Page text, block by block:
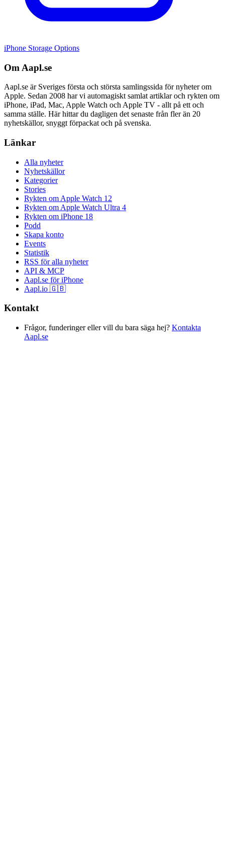
iPhone Storage Options
Om Aapl.se
Aapl.se är Sveriges första och största samlingssida för nyheter om
Apple. Sedan 2008 har vi automagiskt samlat artiklar och rykten om
iPhone, iPad, Mac, Apple Watch och Apple TV - allt på ett och
samma ställe. Här hittar du dagligen det senaste från fler än 20
nyhetskällor, snyggt förpackat och på svenska.
Länkar
Alla nyheter
Nyhetskällor
Kategorier
Stories
Rykten om Apple Watch 12
Rykten om Apple Watch Ultra 4
Rykten om iPhone 18
Podd
Skapa konto
Events
Statistik
RSS för alla nyheter
API & MCP
Aapl.se för iPhone
Aapl.io 🇬🇧
Kontakt
Frågor, funderinger eller vill du bara säga hej? Kontakta
Aapl.se